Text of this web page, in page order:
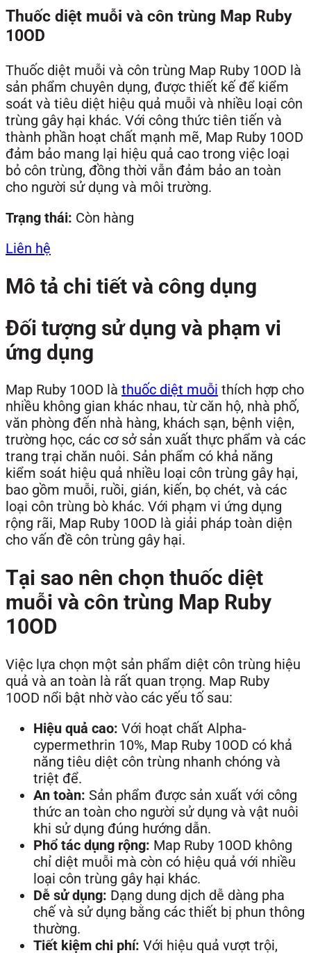
Thuốc diệt muỗi và côn trùng Map Ruby
10OD
Thuốc diệt muỗi và côn trùng Map Ruby 10OD là
sản phẩm chuyên dụng, được thiết kế để kiểm
soát và tiêu diệt hiệu quả muỗi và nhiều loại côn
trùng gây hại khác. Với công thức tiên tiến và
thành phần hoạt chất mạnh mẽ, Map Ruby 10OD
đảm bảo mang lại hiệu quả cao trong việc loại
bỏ côn trùng, đồng thời vẫn đảm bảo an toàn
cho người sử dụng và môi trường.
Trạng thái: Còn hàng
Liên hệ
Mô tả chi tiết và công dụng
Đối tượng sử dụng và phạm vi
ứng dụng
Map Ruby 10OD là thuốc diệt muỗi thích hợp cho
nhiều không gian khác nhau, từ căn hộ, nhà phố,
văn phòng đến nhà hàng, khách sạn, bệnh viện,
trường học, các cơ sở sản xuất thực phẩm và các
trang trại chăn nuôi. Sản phẩm có khả năng
kiểm soát hiệu quả nhiều loại côn trùng gây hại,
bao gồm muỗi, ruồi, gián, kiến, bọ chét, và các
loại côn trùng bò khác. Với phạm vi ứng dụng
rộng rãi, Map Ruby 10OD là giải pháp toàn diện
cho vấn đề côn trùng gây hại.
Tại sao nên chọn thuốc diệt
muỗi và côn trùng Map Ruby
10OD
Việc lựa chọn một sản phẩm diệt côn trùng hiệu
quả và an toàn là rất quan trọng. Map Ruby
10OD nổi bật nhờ vào các yếu tố sau:
Hiệu quả cao: Với hoạt chất Alpha-
cypermethrin 10%, Map Ruby 10OD có khả
năng tiêu diệt côn trùng nhanh chóng và
triệt để.
An toàn: Sản phẩm được sản xuất với công
thức an toàn cho người sử dụng và vật nuôi
khi sử dụng đúng hướng dẫn.
Phổ tác dụng rộng: Map Ruby 10OD không
chỉ diệt muỗi mà còn có hiệu quả với nhiều
loại côn trùng gây hại khác.
Dễ sử dụng: Dạng dung dịch dễ dàng pha
chế và sử dụng bằng các thiết bị phun thông
thường.
Tiết kiệm chi phí: Với hiệu quả vượt trội,